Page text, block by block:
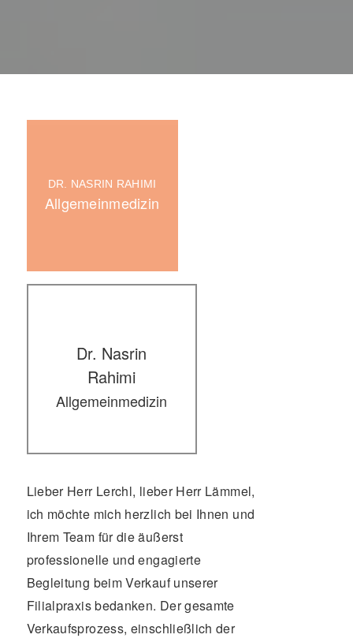
DR. NASRIN RAHIMI
Allgemeinmedizin
Dr. Nasrin
Rahimi
Allgemeinmedizin
Lieber Herr Lerchl, lieber Herr Lämmel,
ich möchte mich herzlich bei Ihnen und
Ihrem Team für die äußerst
professionelle und engagierte
Begleitung beim Verkauf unserer
Filialpraxis bedanken. Der gesamte
Verkaufsprozess, einschließlich der